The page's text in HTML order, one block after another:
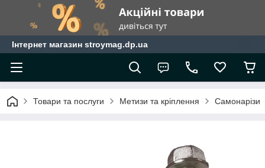
Інтернет магазин stroymag.dp.ua
Товари та послуги Метизи та кріплення Самонарізи